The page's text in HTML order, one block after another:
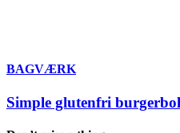
BAGVÆRK
Simple glutenfri